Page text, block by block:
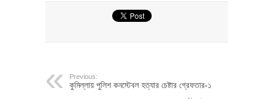
Previous:
কুমিল্লায় পুলিশ কনস্টেবল হত্যার চেষ্টার গ্রেফতার-১